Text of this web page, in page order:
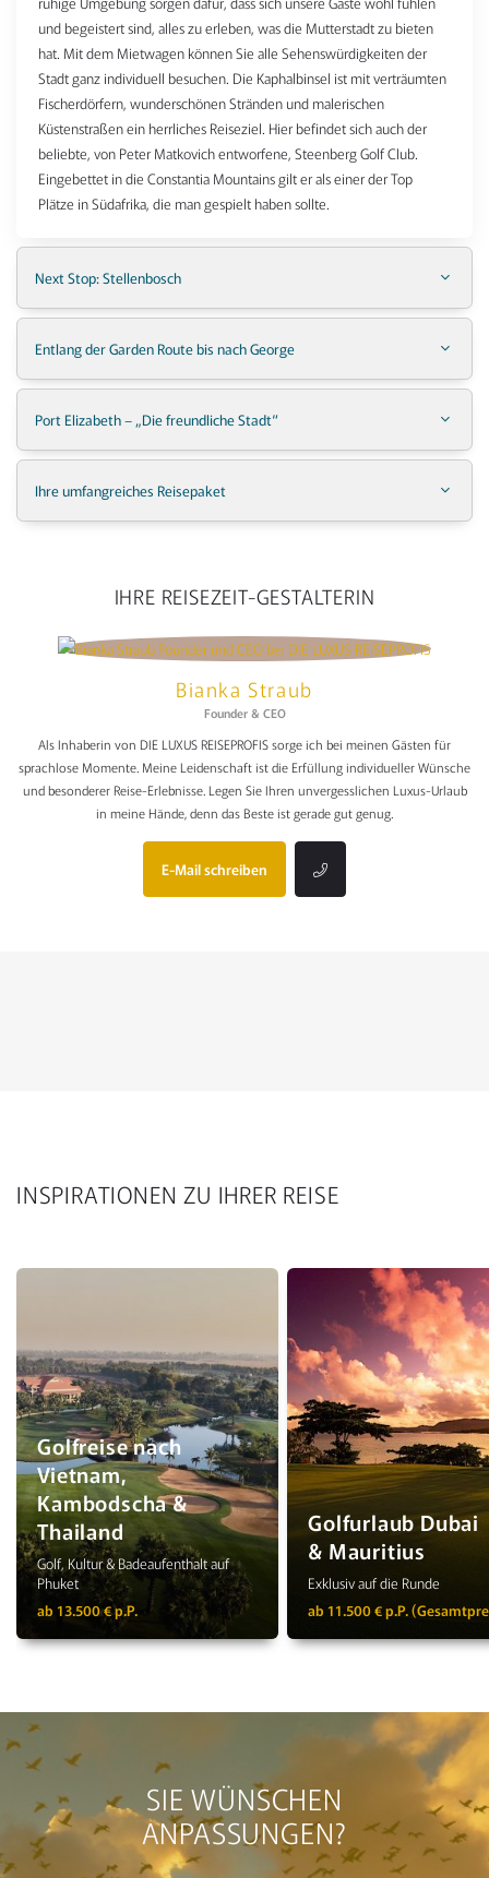
und begeistert sind, alles zu erleben, was die Mutterstadt zu bieten
hat. Mit dem Mietwagen können Sie alle Sehenswürdigkeiten der
Stadt ganz individuell besuchen. Die Kaphalbinsel ist mit verträumten
Fischerdörfern, wunderschönen Stränden und malerischen
Küstenstraßen ein herrliches Reiseziel. Hier befindet sich auch der
beliebte, von Peter Matkovich entworfene, Steenberg Golf Club.
Eingebettet in die Constantia Mountains gilt er als einer der Top
Plätze in Südafrika, die man gespielt haben sollte.
Next Stop: Stellenbosch
Entlang der Garden Route bis nach George
Port Elizabeth – „Die freundliche Stadt“
Ihre umfangreiches Reisepaket
IHRE REISEZEIT-GESTALTERIN
Bianka Straub
Founder & CEO
Als Inhaberin von DIE LUXUS REISEPROFIS sorge ich bei meinen Gästen für
sprachlose Momente. Meine Leidenschaft ist die Erfüllung individueller Wünsche
und besonderer Reise-Erlebnisse. Legen Sie Ihren unvergesslichen Luxus-Urlaub
in meine Hände, denn das Beste ist gerade gut genug.
E-Mail schreiben
INSPIRATIONEN ZU IHRER REISE
Golfreise nach
Vietnam,
Kambodscha &
Thailand
Golf, Kultur & Badeaufenthalt auf
Phuket
ab 13.500 € p.P.
Golfurlaub Dubai
& Mauritius
Exklusiv auf die Runde
ab 11.500 € p.P.
SIE WÜNSCHEN
ANPASSUNGEN?